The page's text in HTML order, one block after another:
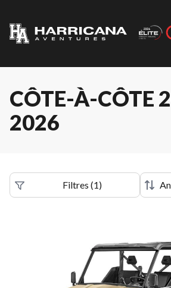
CÔTE-À-CÔTE
2026
Filtres (1)